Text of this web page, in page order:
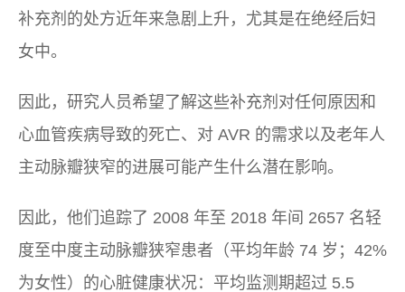
补充剂的处方近年来急剧上升，尤其是在绝经后妇
女中。
因此，研究人员希望了解这些补充剂对任何原因和
心血管疾病导致的死亡、对 AVR 的需求以及老年人
主动脉瓣狭窄的进展可能产生什么潜在影响。
因此，他们追踪了 2008 年至 2018 年间 2657 名轻
度至中度主动脉瓣狭窄患者（平均年龄 74 岁；42%
为女性）的心脏健康状况：平均监测期超过 5.5